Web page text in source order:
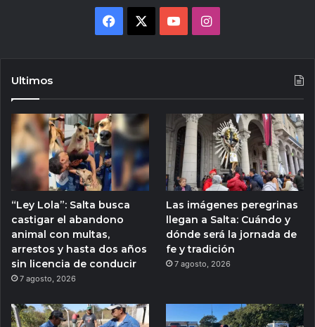
Facebook YouTubeInstagram
Ultimos
“Ley Lola”: Salta busca
castigar el abandono
animal con multas,
arrestos y hasta dos años
sin licencia de conducir
7 agosto, 2026
Las imágenes peregrinas
llegan a Salta: Cuándo y
dónde será la jornada de
fe y tradición
7 agosto, 2026